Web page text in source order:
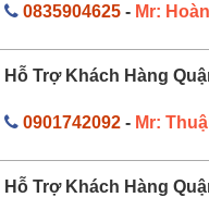
0835904625- Mr:
Hỗ Trợ Khách Hàng
0901742092- Mr:
Hỗ Trợ Khách Hàng